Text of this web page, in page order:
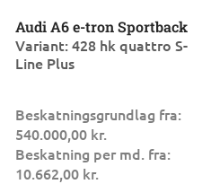
Audi A6 e-tron Sportback
Variant: 428 hk quattro S-
Line Plus
Beskatningsgrundlag fra:
540.000,00 kr.
Beskatning per md. fra:
10.662,00 kr.